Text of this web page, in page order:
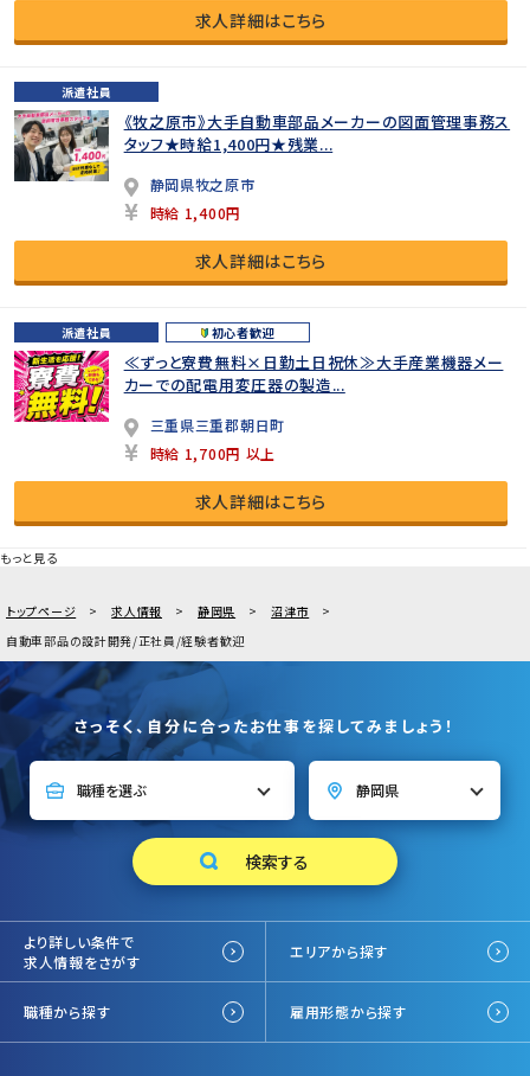
求人詳細はこちら
派遣社員
《牧之原市》大手自動車部品メーカーの図面管理事務ス
タッフ★時給1,400円★残業...
静岡県牧之原市
時給 1,400円
求人詳細はこちら
派遣社員 初心者歓迎
≪ずっと寮費無料×日勤土日祝休≫大手産業機器メー
カーでの配電用変圧器の製造...
三重県三重郡朝日町
時給 1,700円 以上
求人詳細はこちら
もっと見る
トップページ 求人情報 静岡県
沼津市
自動車部品の設計開発/正社員/経験者歓迎
さっそく、自分に合ったお仕事を探してみましょう！
より詳しい条件で
求人情報をさがす
エリアから探す
職種から探す 雇用形態から探す